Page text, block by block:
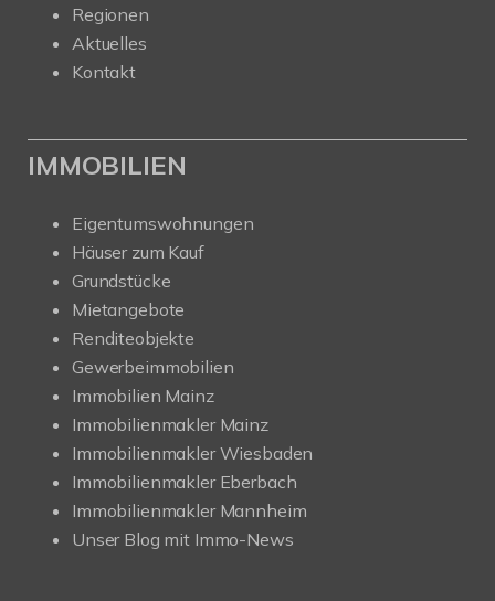
Regionen
Aktuelles
Kontakt
IMMOBILIEN
Eigentumswohnungen
Häuser zum Kauf
Grundstücke
Mietangebote
Renditeobjekte
Gewerbeimmobilien
Immobilien Mainz
Immobilienmakler Mainz
Immobilienmakler Wiesbaden
Immobilienmakler Eberbach
Immobilienmakler Mannheim
Unser Blog mit Immo-News